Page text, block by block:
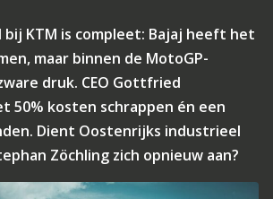
bij KTM is compleet: Bajaj heeft het
maar binnen de MotoGP-
druk. CEO Gottfried
50% kosten schrappen én een
Dient Oostenrijks industrieel
Zöchling zich opnieuw aan?